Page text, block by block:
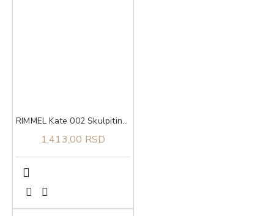
RIMMEL Kate 002 Skulpiting i hajlating paleta
1.413,00 RSD